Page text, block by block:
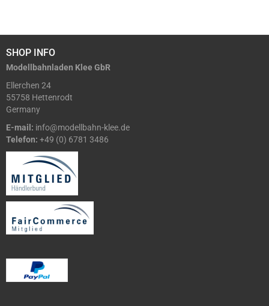
SHOP INFO
Modellbahnladen Klee GbR
Ellerchen 24
55758 Hettenrodt
Germany
E-mail: info@modellbahn-klee.de
Telefon: +49 (0) 6781 3486